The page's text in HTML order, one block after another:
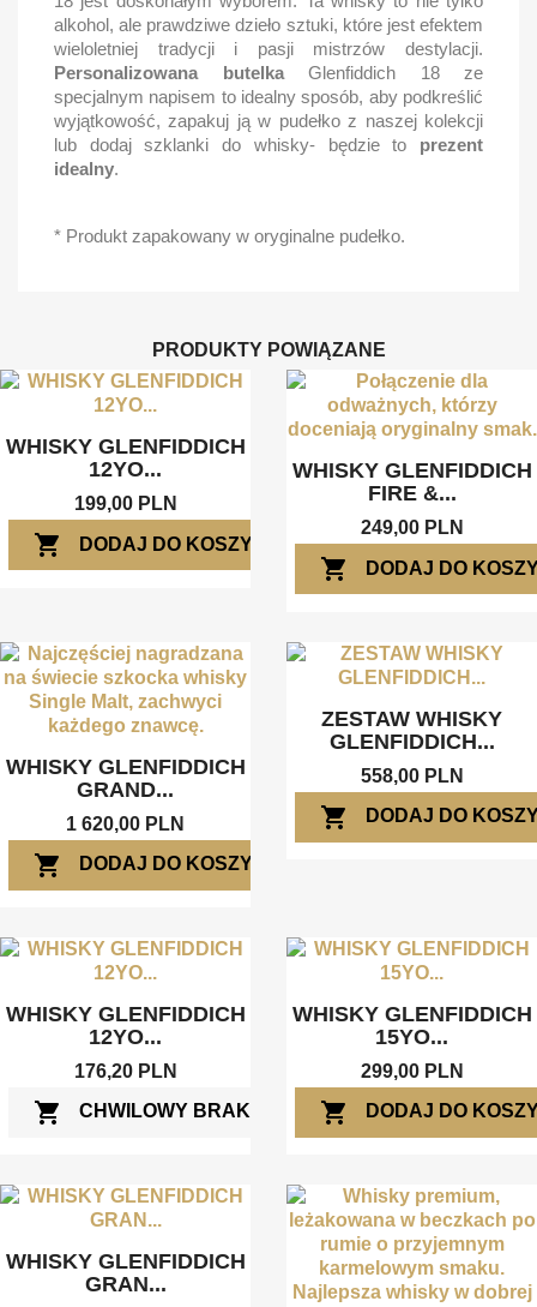
alkohol, ale prawdziwe dzieło sztuki, które jest efektem
wieloletniej tradycji i pasji mistrzów destylacji.
Personalizowana butelkaGlenfiddich 18 ze
specjalnym napisem to idealny sposób, aby podkreślić
wyjątkowość, zapakuj ją w pudełko z naszej kolekcji
lub dodaj szklanki do whisky- będzie to prezent
idealny.
* Produkt zapakowany w oryginalne pudełko.
PRODUKTY POWIĄZANE
WHISKY GLENFIDDICH
12YO...
199,00 PLN
shopping_cart DODAJ DO KOSZYKA
WHISKY GLENFIDDICH
FIRE &...
249,00 PLN
shopping_cart DODAJ DO
WHISKY GLENFIDDICH
GRAND...
1 620,00 PLN
shopping_cart DODAJ DO KOSZYKA
ZESTAW WHISKY
GLENFIDDICH...
558,00 PLN
shopping_cart DODAJ DO
WHISKY GLENFIDDICH
12YO...
176,20 PLN
shopping_cart CHWILOWY BRAK
WHISKY GLENFIDDICH
15YO...
299,00 PLN
shopping_cart DODAJ DO
WHISKY GLENFIDDICH
GRAN...